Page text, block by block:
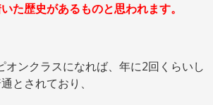
た歴史があるものと思われます。
ンクラスになれば、年に2回くらいし
とされており、